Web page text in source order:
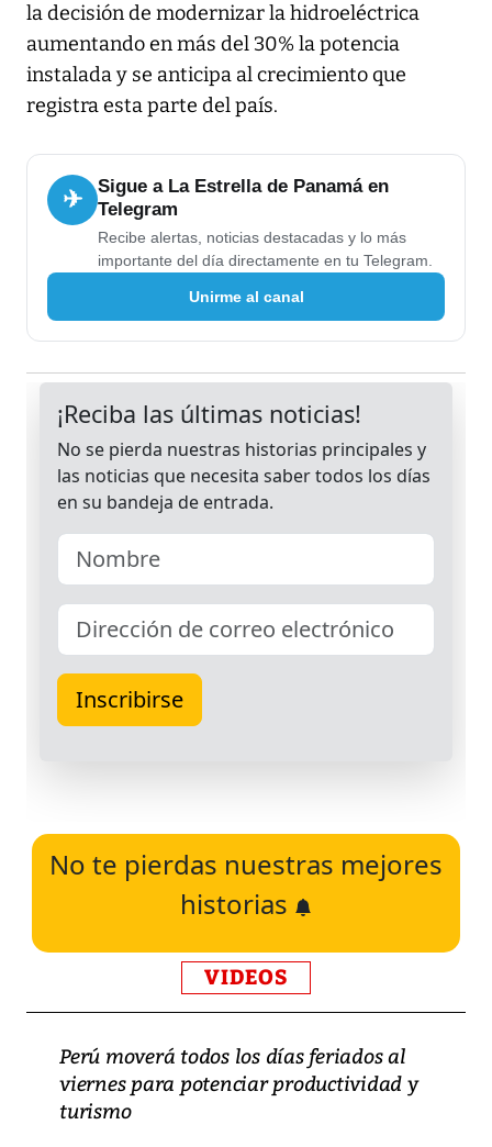
la decisión de modernizar la hidroeléctrica
aumentando en más del 30% la potencia
instalada y se anticipa al crecimiento que
registra esta parte del país.
✈
Sigue a La Estrella de Panamá en
Telegram
Recibe alertas, noticias destacadas y lo más
importante del día directamente en tu Telegram.
Unirme al canal
No te pierdas nuestras mejores
historias
VIDEOS
Perú moverá todos los días feriados al
viernes para potenciar productividad y
turismo